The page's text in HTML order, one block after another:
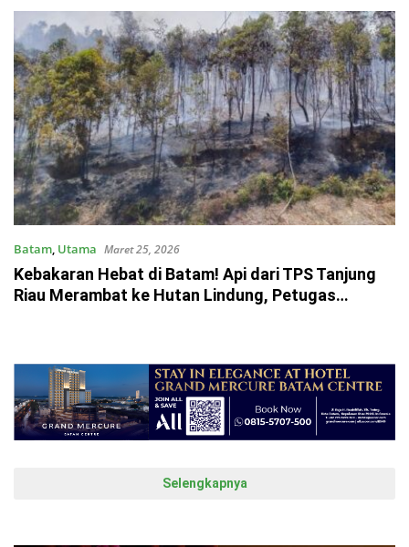
Batam, Utama Maret 25, 2026
Kebakaran Hebat di Batam! Api dari TPS Tanjung
Riau Merambat ke Hutan Lindung, Petugas
Selengkapnya